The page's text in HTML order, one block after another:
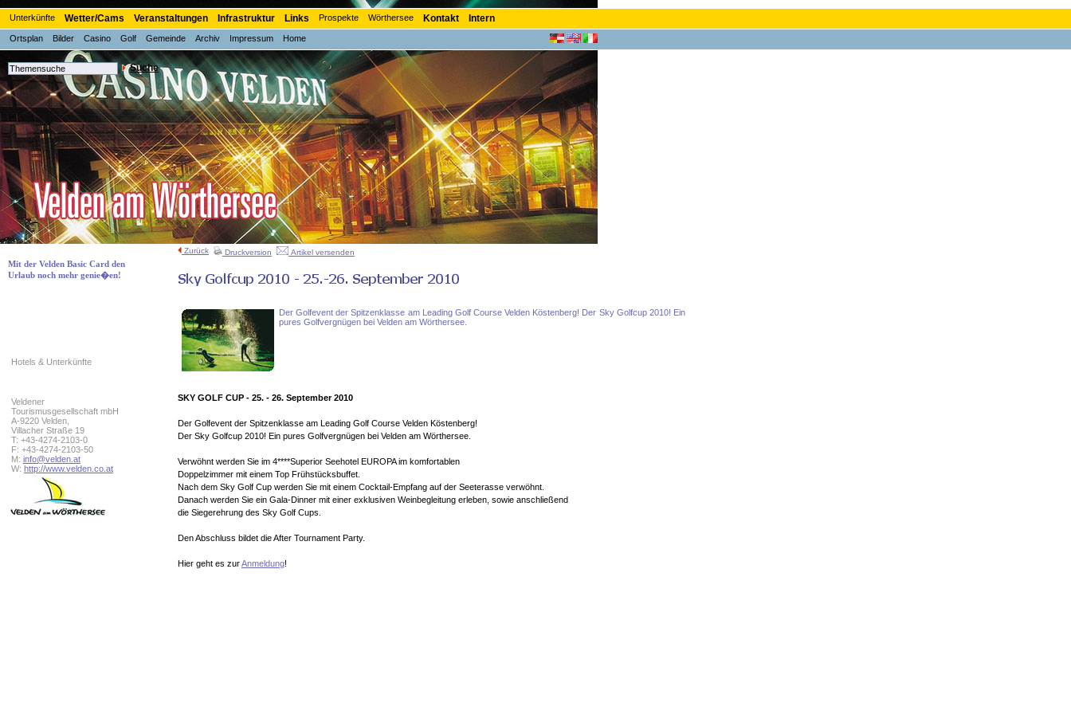
Unterkünfte Wetter/Cams Veranstaltungen Infrastruktur Links Prospekte Wörthersee Kontakt Intern
Ortsplan Bilder Casino Golf Gemeinde Archiv Impressum Home
Mit der Velden Basic Card den
Urlaub noch mehr genie�en!
Suche
Hotels & Unterkünfte
Veldener
Tourismusgesellschaft mbH
A-9220 Velden,
Villacher Straße 19
T: +43-4274-2103-0
F: +43-4274-2103-50
M: info@velden.at
W: http://www.velden.co.at
Zurück Druckversion Artikel versenden
Der Golfevent der Spitzenklasse am Leading Golf Course Velden Köstenberg! Der Sky Golfcup 2010! Ein
pures Golfvergnügen bei Velden am Wörthersee.
SKY GOLF CUP - 25. - 26. September 2010
Der Golfevent der Spitzenklasse am Leading Golf Course Velden Köstenberg!
Der Sky Golfcup 2010! Ein pures Golfvergnügen bei Velden am Wörthersee.
Verwöhnt werden Sie im 4****Superior Seehotel EUROPA im komfortablen
Doppelzimmer mit einem Top Frühstücksbuffet.
Nach dem Sky Golf Cup werden Sie mit einem Cocktail-Empfang auf der Seeterasse verwöhnt.
Danach werden Sie ein Gala-Dinner mit einer exklusiven Weinbegleitung erleben, sowie anschließend
die Siegerehrung des Sky Golf Cups.
Den Abschluss bildet die After Tournament Party.
Hier geht es zurAnmeldung!